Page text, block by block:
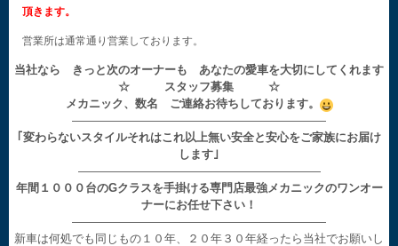
頂きます。
営業所は通常通り営業しております。
当社なら きっと次のオーナーも あなたの愛車を大切にしてくれます
☆ スタッフ募集 ☆
メカニック、数名 ご連絡お待ちしております。
——————————————————————
｢変わらないスタイルそれはこれ以上無い安全と安心をご家族にお届け
します｣
—————————————————————
年間１０００台のGクラスを手掛ける専門店最強メカニックのワンオー
ナーにお任せ下さい！
——————————————————————
新車は何処でも同じもの１０年、２０年３０年経ったら当社でお願いし